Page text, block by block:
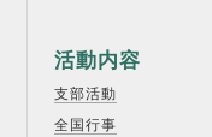
活動内容
支部活動
全国行事